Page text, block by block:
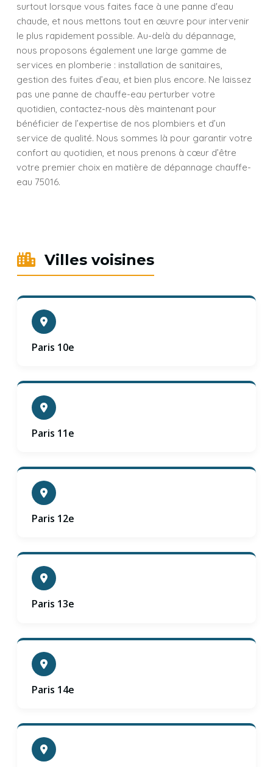
surtout lorsque vous faites face à une panne d'eau
chaude, et nous mettons tout en œuvre pour intervenir
le plus rapidement possible. Au-delà du dépannage,
nous proposons également une large gamme de
services en plomberie : installation de sanitaires,
gestion des fuites d’eau, et bien plus encore. Ne laissez
pas une panne de chauffe-eau perturber votre
quotidien, contactez-nous dès maintenant pour
bénéficier de l’expertise de nos plombiers et d’un
service de qualité. Nous sommes là pour garantir votre
confort au quotidien, et nous prenons à cœur d’être
votre premier choix en matière de dépannage chauffe-
eau 75016.
Villes voisines
Paris 10e
Paris 11e
Paris 12e
Paris 13e
Paris 14e